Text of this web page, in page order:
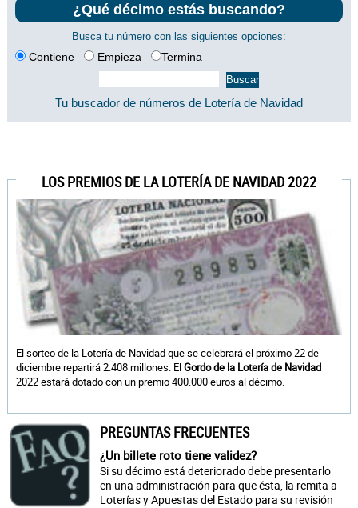
¿Qué décimo estás buscando?
Busca tu número con las siguientes opciones:
Contiene Empieza Termina
Tu buscador de números de Lotería de Navidad
LOS PREMIOS DE LA LOTERÍA DE NAVIDAD 2022
El sorteo de la Lotería de Navidad que se celebrará el próximo 22 de
diciembre repartirá 2.408 millones. ElGordo de la Lotería de Navidad
2022 estará dotado con un premio 400.000 euros al décimo.
PREGUNTAS FRECUENTES
¿Un billete roto tiene validez?
Si su décimo está deteriorado debe presentarlo
en una administración para que ésta, la remita a
Loterías y Apuestas del Estado para su revisión